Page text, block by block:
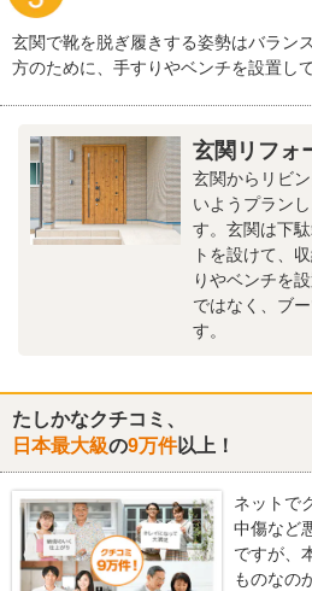
玄関で靴を脱ぎ履きする姿勢はバラン
方のために、手すりやベンチを設置し
玄関リフォ
玄関からリビ
いようプラン
す。玄関は下
トを設けて、
りやベンチを
ではなく、ブ
す。
たしかなクチコミ、
日本最大級の9万件以上！
ネットで
中傷など
ですが、
ものなの